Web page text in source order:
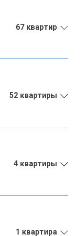
67 квартир
52 квартиры
4 квартиры
1 квартира